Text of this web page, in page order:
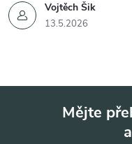
Vojtěch Šik
13.5.2026
Mějte